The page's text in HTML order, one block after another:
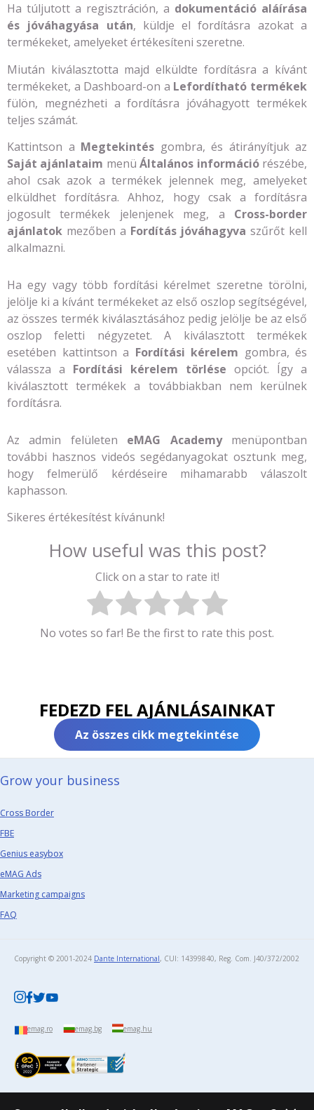
Ha túljutott a regisztráción, a dokumentáció aláírása
és jóváhagyása után, küldje el fordításra azokat a
termékeket, amelyeket értékesíteni szeretne.
Miután kiválasztotta majd elküldte fordításra a kívánt
termékeket, a Dashboard-on a Lefordítható termékek
fülön, megnézheti a fordításra jóváhagyott termékek
teljes számát.
Kattintson a Megtekintés gombra, és átirányítjuk az
Saját ajánlataim menüÁltalános információrészébe,
ahol csak azok a termékek jelennek meg, amelyeket
elküldhet fordításra. Ahhoz, hogy csak a fordításra
jogosult termékek jelenjenek meg, a Cross-border
ajánlatok mezőben a Fordítás jóváhagyva szűrőt kell
alkalmazni.
Ha egy vagy több fordítási kérelmet szeretne törölni,
jelölje ki a kívánt termékeket az első oszlop segítségével,
az összes termék kiválasztásához pedig jelölje be az első
oszlop feletti négyzetet. A kiválasztott termékek
esetében kattintson a Fordítási kérelem gombra, és
válassza a Fordítási kérelem törlése opciót. Így a
kiválasztott termékek a továbbiakban nem kerülnek
fordításra.
Az admin felületen eMAG Academymenüpontban
további hasznos videós segédanyagokat osztunk meg,
hogy felmerülő kérdéseire mihamarabb válaszolt
kaphasson.
Sikeres értékesítést kívánunk!
How useful was this post?
Click on a star to rate it!
No votes so far! Be the first to rate this post.
FEDEZD FEL AJÁNLÁSAINKAT
Az összes cikk megtekintése
Grow your business​
Cross Border
FBE
Genius easybox
eMAG Ads
Marketing campaigns
FAQ
Copyright © 2001-2024 Dante International, CUI: 14399840, Reg. Com. J40/372/2002​
emag.ro emag.bg emag.hu